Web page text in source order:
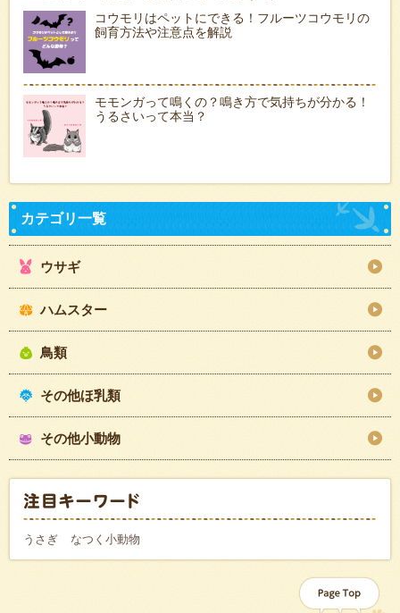
コウモリはペットにできる！フルーツコウモリの
飼育方法や注意点を解説
モモンガって鳴くの？鳴き方で気持ちが分かる！
うるさいって本当？
ウサギ
ハムスター
鳥類
その他ほ乳類
その他小動物
うさぎ なつく小動物